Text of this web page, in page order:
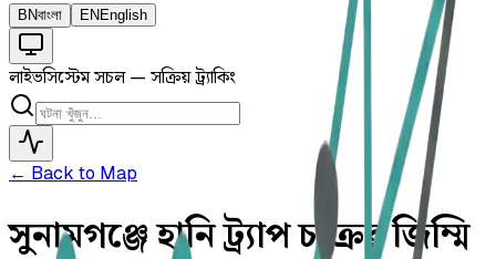
BNবাংলা EN English
লাইভসিস্টেম সচল — সক্রিয় ট্র্যাকিং
← Back to Map
সুনামগঞ্জে হানি ট্র্যাপ চক্রের জিম্মি